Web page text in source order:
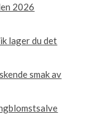
2026
lager du det
smak av